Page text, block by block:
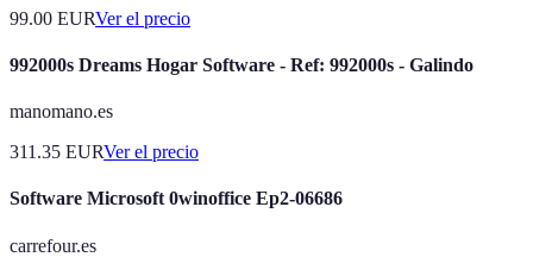
99.00 EURVer el precio
992000s Dreams Hogar Software - Ref: 992000s - Galindo
manomano.es
311.35 EURVer el precio
Software Microsoft 0winoffice Ep2-06686
carrefour.es